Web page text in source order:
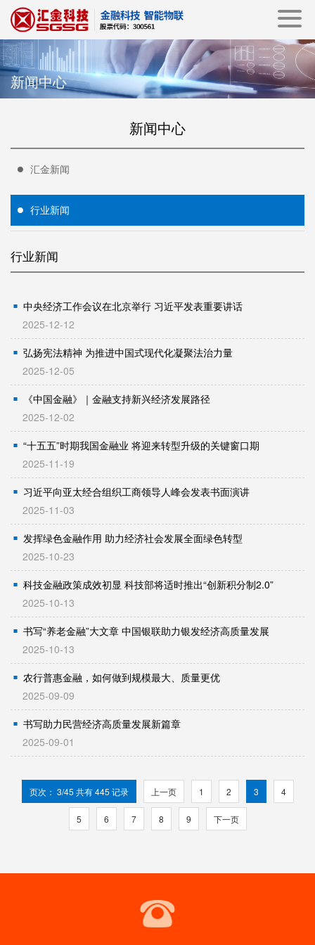
新闻中心
新闻中心
汇金新闻
行业新闻
行业新闻
中央经济工作会议在北京举行 习近平发表重要讲话
2025-12-12
弘扬宪法精神 为推进中国式现代化凝聚法治力量
2025-12-05
《中国金融》｜金融支持新兴经济发展路径
2025-12-02
“十五五”时期我国金融业 将迎来转型升级的关键窗口期
2025-11-19
习近平向亚太经合组织工商领导人峰会发表书面演讲
2025-11-03
发挥绿色金融作用 助力经济社会发展全面绿色转型
2025-10-23
科技金融政策成效初显 科技部将适时推出“创新积分制2.0”
2025-10-13
书写“养老金融”大文章 中国银联助力银发经济高质量发展
2025-10-13
农行普惠金融，如何做到规模最大、质量更优
2025-09-09
书写助力民营经济高质量发展新篇章
2025-09-01
页次： 3/45 共有 445 记录 上一页 1 2 3 4
5 6 7 8 9 下一页